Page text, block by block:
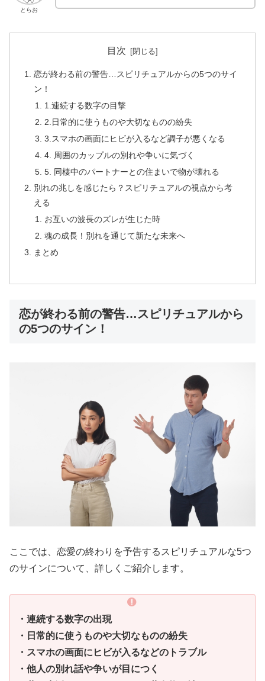
とらお
目次
恋が終わる前の警告…スピリチュアルからの5つのサイ
ン！
1.連続する数字の目撃
2.日常的に使うものや大切なものの紛失
3.スマホの画面にヒビが入るなど調子が悪くなる
4. 周囲のカップルの別れや争いに気づく
5. 同棲中のパートナーとの住まいで物が壊れる
別れの兆しを感じたら？スピリチュアルの視点から考
える
お互いの波長のズレが生じた時
魂の成長！別れを通じて新たな未来へ
まとめ
恋が終わる前の警告…スピリチュアルから
の5つのサイン！
ここでは、恋愛の終わりを予告するスピリチュアルな5つ
のサインについて、詳しくご紹介します。
・連続する数字の出現
・日常的に使うものや大切なものの紛失
・スマホの画面にヒビが入るなどのトラブル
・他人の別れ話や争いが目につく